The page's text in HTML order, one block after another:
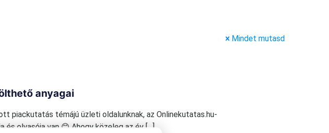
Mindet mutasd
anyagai
piackutatás témájú üzleti oldalunknak, az Onlinekutatas.hu-
és olvasója van 😊 Ahogy közeleg az év[…]